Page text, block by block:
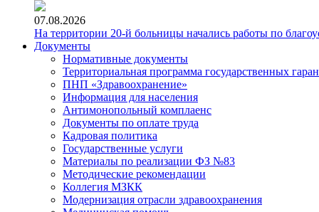
07.08.2026
На территории 20-й больницы начались работы по
Документы
Нормативные документы
Территориальная программа государственных
ПНП «Здравоохранение»
Информация для населения
Антимонопольный комплаенс
Документы по оплате труда
Кадровая политика
Государственные услуги
Материалы по реализации ФЗ №83
Методические рекомендации
Коллегия МЗКК
Модернизация отрасли здравоохранения